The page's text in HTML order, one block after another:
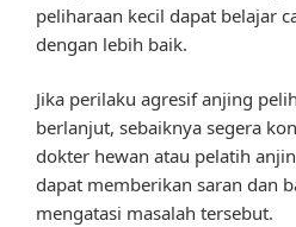
peliharaan kecil dapat belajar
dengan lebih baik.
Jika perilaku agresif anjing
berlanjut, sebaiknya segera
dokter hewan atau pelatih
dapat memberikan saran dan
mengatasi masalah tersebut.